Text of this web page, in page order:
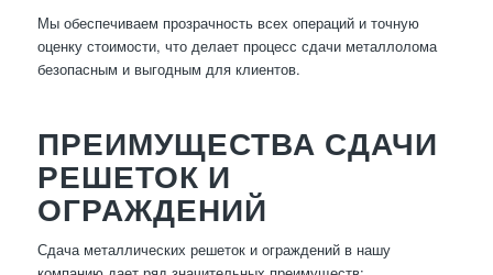
Мы обеспечиваем прозрачность всех операций и точную
оценку стоимости, что делает процесс сдачи металлолома
безопасным и выгодным для клиентов.
ПРЕИМУЩЕСТВА СДАЧИ
РЕШЕТОК И
ОГРАЖДЕНИЙ
Сдача металлических решеток и ограждений в нашу